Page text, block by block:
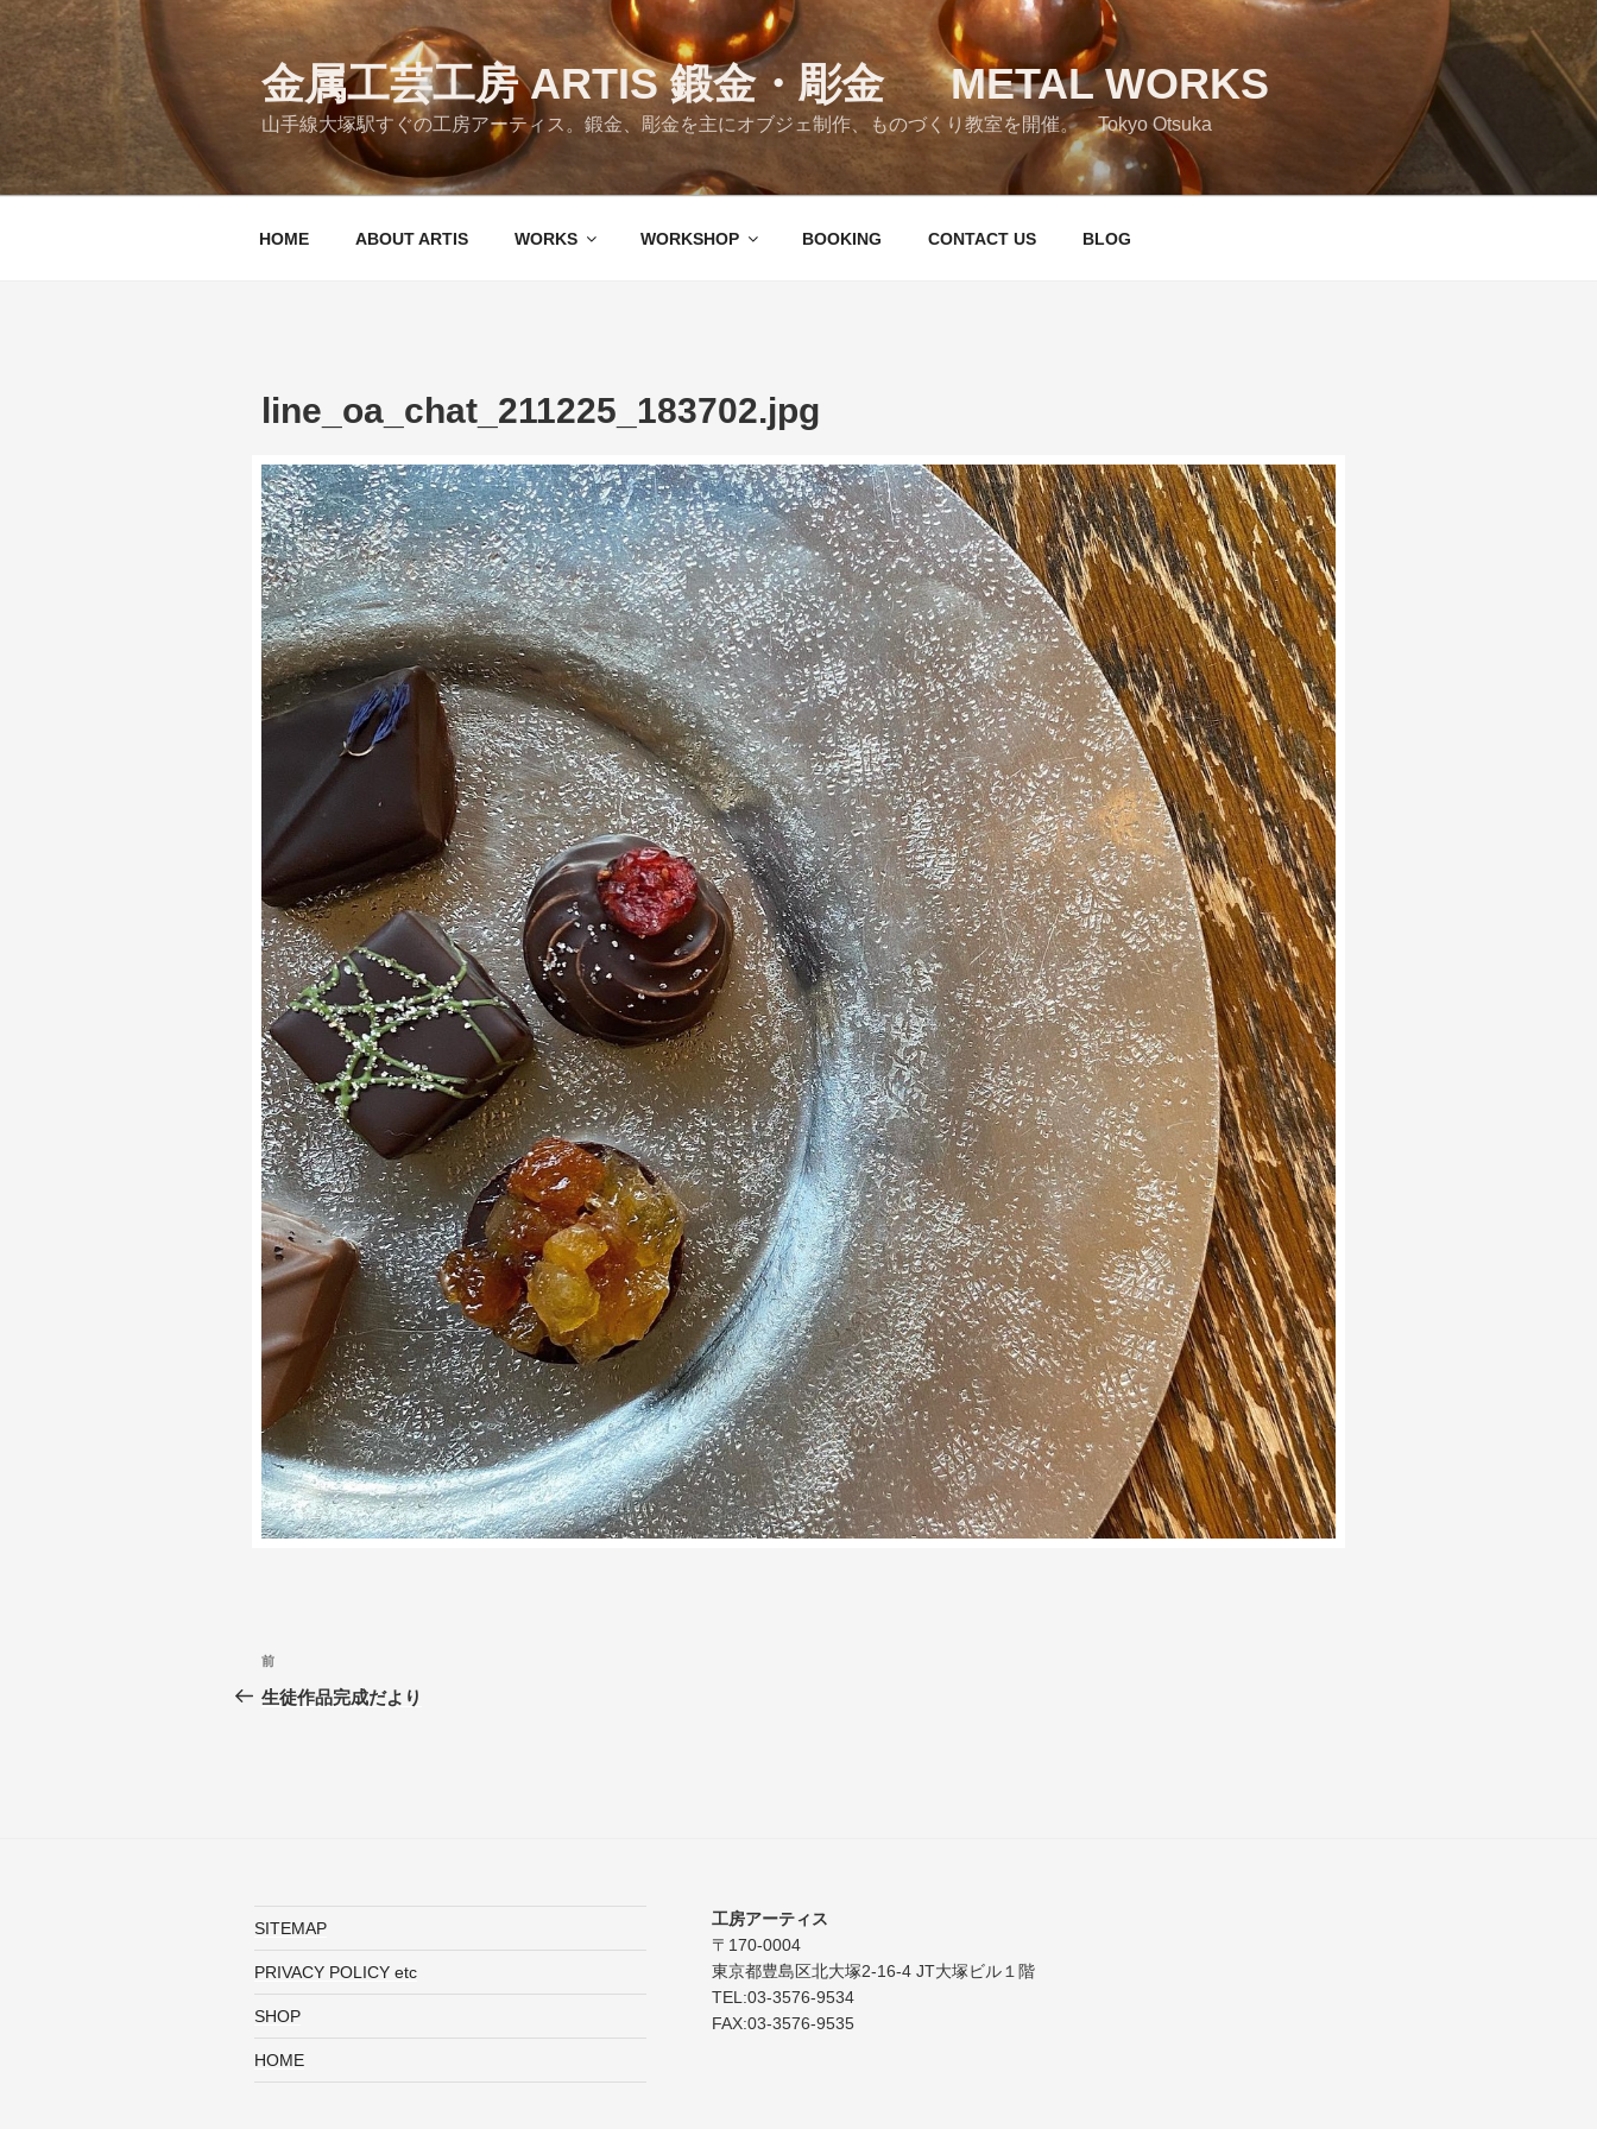
コ
テ
ン
へ
ス
金属工芸工房 ARTIS 鍛金・彫金 METAL WORKS
山手線大塚駅すぐの工房アーティス。鍛金、彫金を主にオブジェ制作、ものづくり教室を開催。 Tokyo Otsuka
HOME ABOUT ARTIS WORKS WORKSHOP BOOKING CONTACT US BLOG
line_oa_chat_211225_183702.jpg
投
稿
シ
ョ
ン
前
の
前
生徒作品完成だより
SITEMAP
PRIVACY POLICY etc
SHOP
HOME
工房アーティス
〒170-0004
東京都豊島区北大塚2-16-4 JT大塚ビル１階
TEL:03-3576-9534
FAX:03-3576-9535